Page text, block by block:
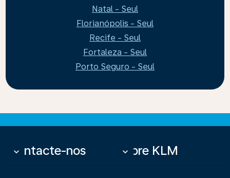
Natal - Seul
Florianópolis - Seul
Recife - Seul
Fortaleza - Seul
Porto Seguro - Seul
Contacte-nos
keyboard_arrow_down Sobre KLM
keyboard_arrow_down